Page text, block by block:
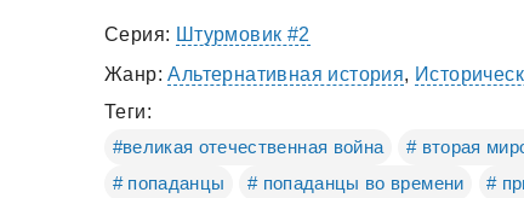
Серия: Штурмовик #2
Жанр:Альтернативная история,
Теги:
#великая отечественная война
# вторая
# попаданцы
# попаданцы во времени #